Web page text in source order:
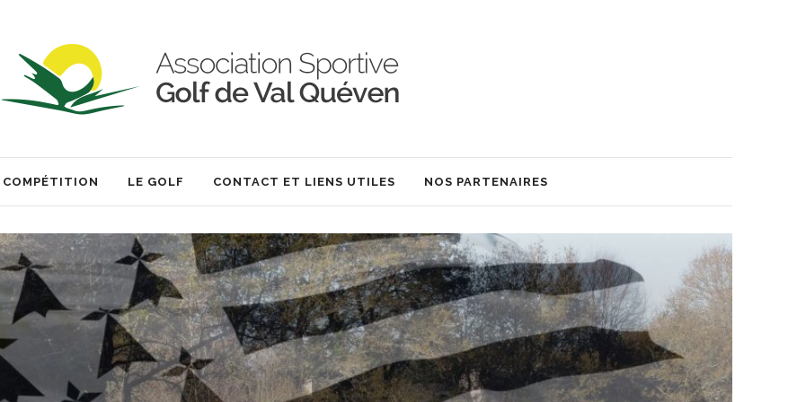
COMPÉTITION LE GOLF CONTACT ET LIENS UTILES NOS PARTENAIRES